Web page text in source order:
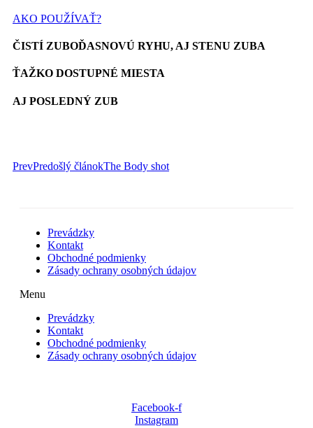
AKO POUŽÍVAŤ?
ČISTÍ ZUBOĎASNOVÚ RYHU, AJ STENU ZUBA
ŤAŽKO DOSTUPNÉ MIESTA
AJ POSLEDNÝ ZUB
PrevPredošlý článokThe Body shot
Prevádzky
Kontakt
Obchodné podmienky
Zásady ochrany osobných údajov
Menu
Prevádzky
Kontakt
Obchodné podmienky
Zásady ochrany osobných údajov
Facebook-f
Instagram